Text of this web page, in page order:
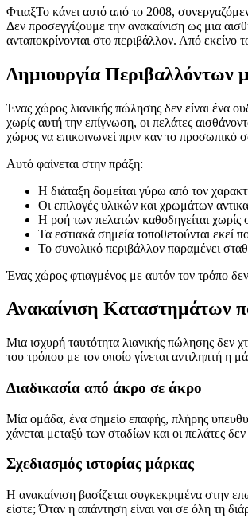
ΦτιαξΤο κάνει αυτό από το 2008,
Δεν προσεγγίζουμε την ανακαίνιση ως μια
ανταποκρίνονται στο περιβάλλον. Από
Δημιουργία Περιβαλλόντων
Ένας χώρος λιανικής πώλησης δεν είναι ένα
χωρίς αυτή την επίγνωση, οι πελάτες
χώρος να επικοινωνεί πριν καν το προσωπικό
Αυτό φαίνεται στην πράξη:
Η διάταξη δομείται γύρω από τον
Οι επιλογές υλικών και χρωμάτων
Η ροή των πελατών καθοδηγείται
Τα εστιακά σημεία τοποθετούνται εκεί
Το συνολικό περιβάλλον παραμένει
Ένας χώρος φτιαγμένος με αυτόν τον τρόπο
Ανακαίνιση Καταστημάτων
Μια ισχυρή ταυτότητα λιανικής πώλησης δεν
του τρόπου με τον οποίο γίνεται αντιληπτή η
Διαδικασία από άκρο σε άκρο
Μία ομάδα, ένα σημείο επαφής, πλήρης
χάνεται μεταξύ των σταδίων και οι πελάτες
Σχεδιασμός ιστορίας μάρκας
Η ανακαίνιση βασίζεται συγκεκριμένα στην
είστε; Όταν η απάντηση είναι ναι σε όλη τη